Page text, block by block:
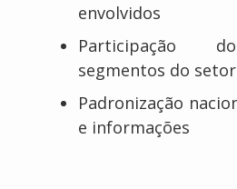
envolvidos
Participação
segmentos do setor
Padronização
e informações